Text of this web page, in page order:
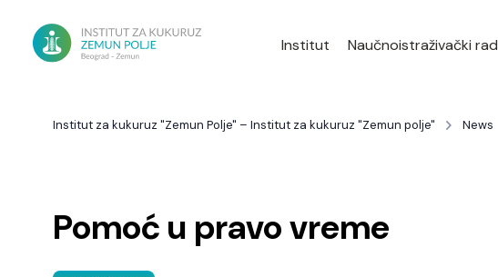
Institut Naučnoistraživački rad
Institut za kukuruz "Zemun Polje" – Institut za kukuruz "Zemun polje" News
Pomoć u pravo vreme